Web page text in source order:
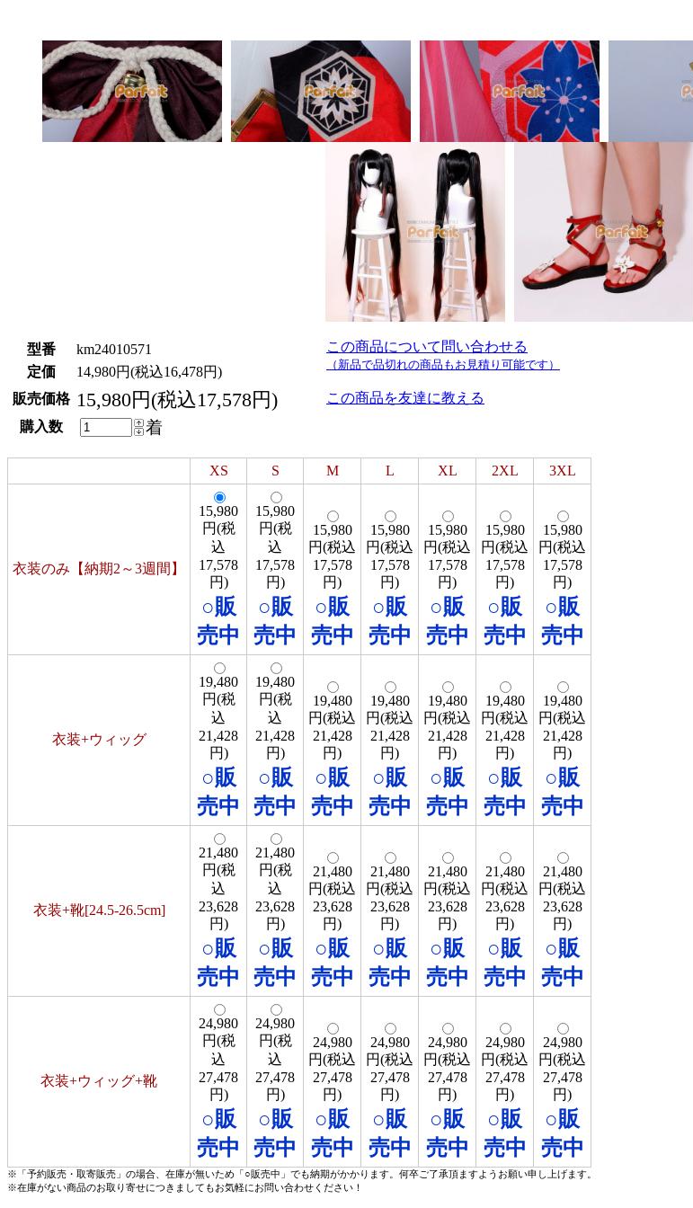
型番
km24010571
定価
14,980円(税込16,478円)
販売価格 15,980円(税込17,578円)
購入数 着
この商品について問い合わせる
（新品で品切れの商品もお見積り可能です）
この商品を友達に教える
XS S M L XL 2XL 3XL
衣装のみ【納期2～3週間】
15,980
円(税
込
17,578
円)
○販
売中
15,980
円(税
込
17,578
円)
○販
売中
15,980
円(税込
17,578
円)
○販
売中
15,980
円(税込
17,578
円)
○販
売中
15,980
円(税込
17,578
円)
○販
売中
15,980
円(税込
17,578
円)
○販
売中
15,980
円(税込
17,578
円)
○販
売中
衣装+ウィッグ
19,480
円(税
込
21,428
円)
○販
売中
19,480
円(税
込
21,428
円)
○販
売中
19,480
円(税込
21,428
円)
○販
売中
19,480
円(税込
21,428
円)
○販
売中
19,480
円(税込
21,428
円)
○販
売中
19,480
円(税込
21,428
円)
○販
売中
19,480
円(税込
21,428
円)
○販
売中
衣装+靴[24.5-26.5cm]
21,480
円(税
込
23,628
円)
○販
売中
21,480
円(税
込
23,628
円)
○販
売中
21,480
円(税込
23,628
円)
○販
売中
21,480
円(税込
23,628
円)
○販
売中
21,480
円(税込
23,628
円)
○販
売中
21,480
円(税込
23,628
円)
○販
売中
21,480
円(税込
23,628
円)
○販
売中
衣装+ウィッグ+靴
24,980
円(税
込
27,478
円)
○販
売中
24,980
円(税
込
27,478
円)
○販
売中
24,980
円(税込
27,478
円)
○販
売中
24,980
円(税込
27,478
円)
○販
売中
24,980
円(税込
27,478
円)
○販
売中
24,980
円(税込
27,478
円)
○販
売中
24,980
円(税込
27,478
円)
○販
売中
※「予約販売・取寄販売」の場合、在庫が無いため「○販売中」でも納期がかかります。何卒ご了承頂ますようお願い申し上げます。
※在庫がない商品のお取り寄せにつきましてもお気軽にお問い合わせください！